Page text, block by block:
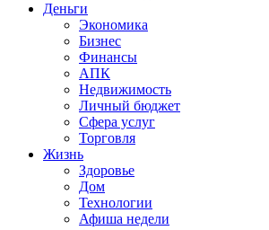
Деньги
Экономика
Бизнес
Финансы
АПК
Недвижимость
Личный бюджет
Сфера услуг
Торговля
Жизнь
Здоровье
Дом
Технологии
Афиша недели